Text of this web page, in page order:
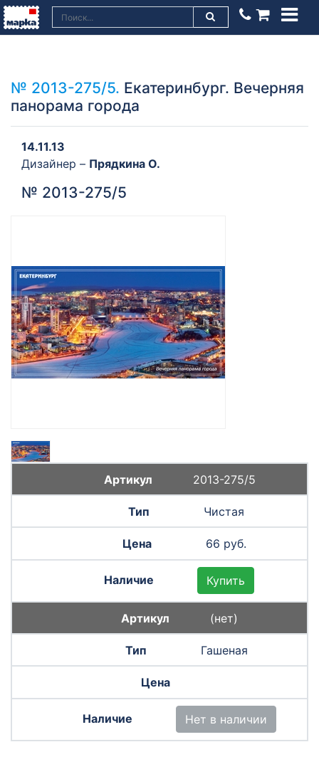
№ 2013-275/5. Екатеринбург. Вечерняя
панорама города
14.11.13
Дизайнер – Прядкина О.
№ 2013-275/5
2013-275/5
Чистая
66 руб.
Купить
(нет)
Гашеная
Нет в наличии